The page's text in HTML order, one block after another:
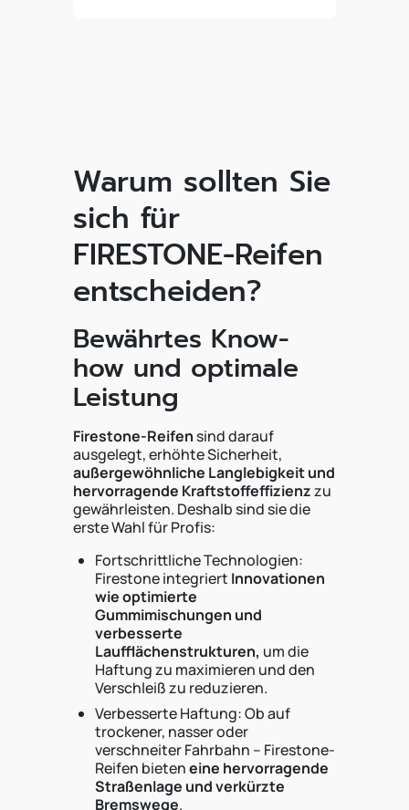
Warum sollten Sie
sich für
FIRESTONE-Reifen
entscheiden?
Bewährtes Know-
how und optimale
Leistung
Firestone-Reifensind darauf
ausgelegt, erhöhte Sicherheit,
außergewöhnliche Langlebigkeit und
hervorragende Kraftstoffeffizienzzu
gewährleisten. Deshalb sind sie die
erste Wahl für Profis:
Fortschrittliche Technologien:
Firestone integriert Innovationen
wie optimierte
Gummimischungen und
verbesserte
Laufflächenstrukturen, um die
Haftung zu maximieren und den
Verschleiß zu reduzieren.
Verbesserte Haftung: Ob auf
trockener, nasser oder
verschneiter Fahrbahn – Firestone-
Reifen bieteneine hervorragende
Straßenlage und verkürzte
Bremswege.